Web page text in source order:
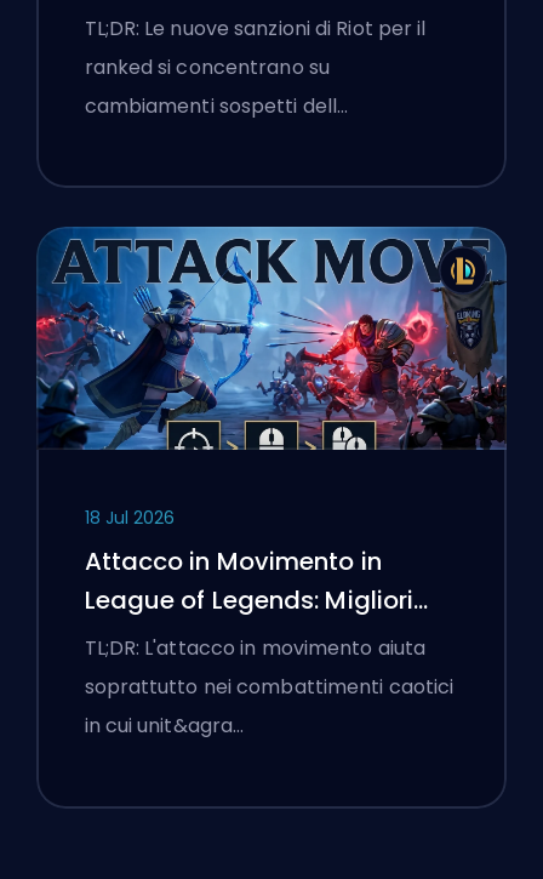
flags
TL;DR: Le nuove sanzioni di Riot per il
ranked si concentrano su
cambiamenti sospetti dell…
18 Jul 2026
Attacco in Movimento in
League of Legends: Migliori
Impostazioni
TL;DR: L'attacco in movimento aiuta
soprattutto nei combattimenti caotici
in cui unit&agra…